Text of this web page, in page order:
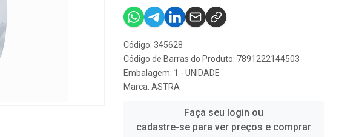
Código: 345628
Código de Barras do Produto: 7891222144503
Embalagem: 1 - UNIDADE
Marca: ASTRA
Faça seu login ou
cadastre-se para ver preços e comprar